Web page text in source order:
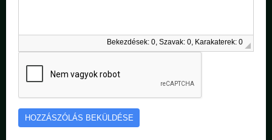
Bekezdések: 0, Szavak: 0, Karakaterek: 0